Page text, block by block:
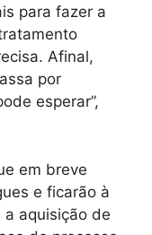
para fazer a
Afinal,
por
esperar”,
em breve
e ficarão à
aquisição de